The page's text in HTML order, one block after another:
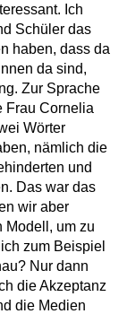
Ich
Schüler das
haben, dass da
da sind,
Zur Sprache
Frau Cornelia
Wörter
nämlich die
und
Das war das
wir aber
Modell, um zu
zum Beispiel
Nur dann
die Akzeptanz
die Medien